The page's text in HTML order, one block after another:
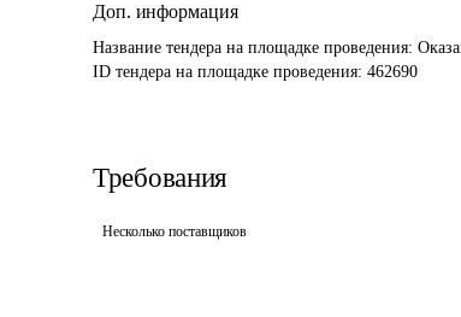
Доп. информация
Название тендера на площадке проведения:
ID тендера на площадке проведения: 462690
Требования
Несколько поставщиков